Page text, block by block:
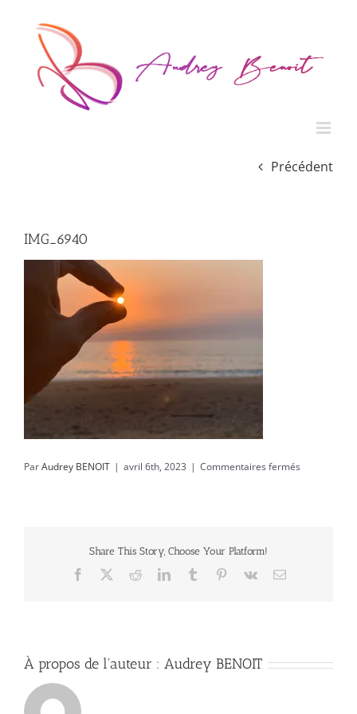
contenu
Précédent
IMG_6940
ParAudrey BENOIT | avril 6th, 2023 | Commentaires fermés
Share This Story, Choose Your Platform!
Facebook RedditLinkedInTumblr Pinterest
Vk Email
À propos de l'auteur : Audrey BENOIT